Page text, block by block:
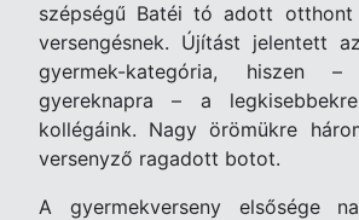
szépségű Batéi tó adott
versengésnek. Újítást jelentett
gyermek-kategória, hiszen
gyereknapra – a
kollégáink. Nagy örömükre
versenyző ragadott botot.
A gyermekverseny elsősége